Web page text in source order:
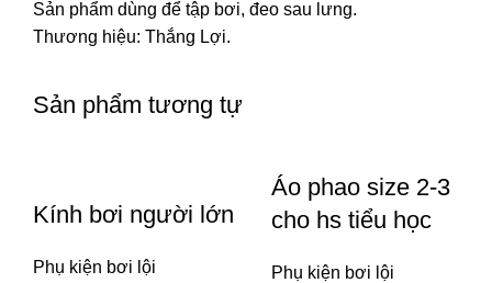
Sản phẩm dùng để tập bơi, đeo sau lưng.
Thương hiệu: Thắng Lợi.
Sản phẩm tương tự
Kính bơi người lớn
Phụ kiện bơi lội
Áo phao size 2-3
cho hs tiểu học
Phụ kiện bơi lội